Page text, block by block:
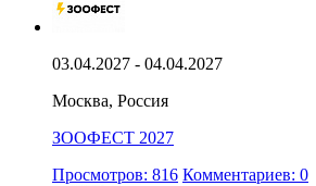
03.04.2027 - 04.04.2027
Москва, Россия
ЗООФЕСТ 2027
Просмотров: 816 Комментариев: 0